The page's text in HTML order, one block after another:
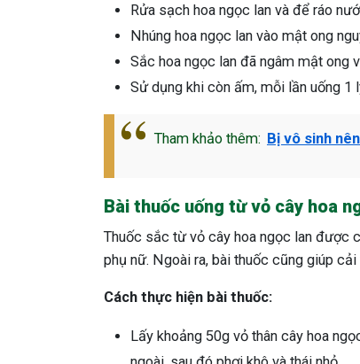
Rửa sạch hoa ngọc lan và để ráo
Nhúng hoa ngọc lan vào mật ong
Sắc hoa ngọc lan đã ngâm mật ong
Sử dụng khi còn ấm, mỗi lần uống 1
Tham khảo thêm: Bị vô sinh
Bài thuốc uống từ vỏ cây hoa
Thuốc sắc từ vỏ cây hoa ngọc lan được
phụ nữ. Ngoài ra, bài thuốc cũng giúp
Cách thực hiện bài thuốc:
Lấy khoảng 50g vỏ thân cây hoa